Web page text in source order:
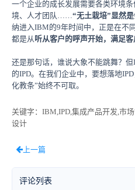
一个企业的成长发展需要各类环境
境、人才团队……“无土栽培”显然
纳进入IBM的9年时间中，正是在不
都是从听从客户的呼声开始，满足
还是那句话，谁说大象不能跳舞？
的IPD。在我们企业中，要想落地
化教条”始终不可取。
关键字 ：IBM,IPD,集成产品开发,市
设计
上一篇
评论列表